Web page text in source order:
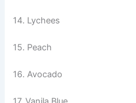
14. Lychees
15. Peach
16. Avocado